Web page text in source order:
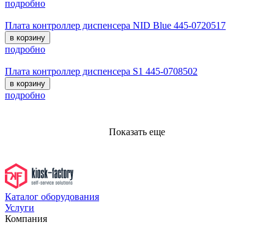
подробно
Плата контроллер диспенсера NID Blue 445-0720517
в корзину
подробно
Плата контроллер диспенсера S1 445-0708502
в корзину
подробно
Показать еще
Каталог оборудования
Услуги
Компания